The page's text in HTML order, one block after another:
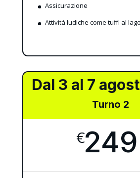
Assicurazione
Attività ludiche come tuffi al lago
Dal 3 al 7
Turno 2
€249